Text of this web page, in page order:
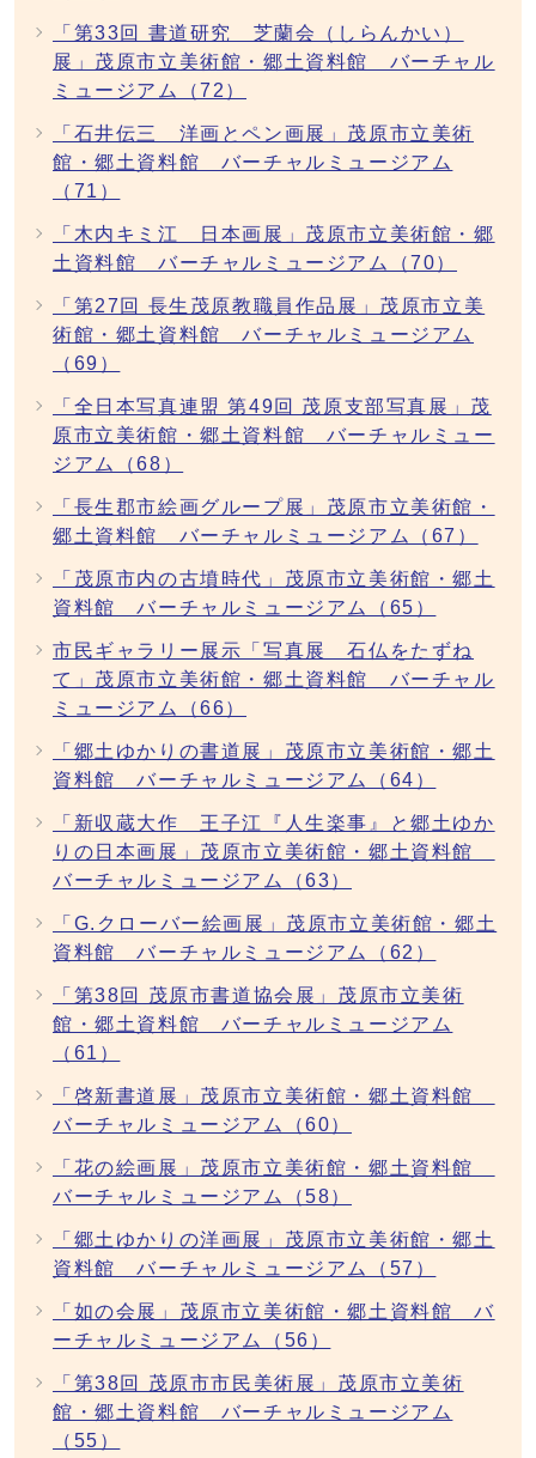
「第33回 書道研究 芝蘭会（しらんかい）
展」茂原市立美術館・郷土資料館 バーチャル
ミュージアム（72）
「石井伝三 洋画とペン画展」茂原市立美術
館・郷土資料館 バーチャルミュージアム
（71）
「木内キミ江 日本画展」茂原市立美術館・郷
土資料館 バーチャルミュージアム（70）
「第27回 長生茂原教職員作品展」茂原市立美
術館・郷土資料館 バーチャルミュージアム
（69）
「全日本写真連盟 第49回 茂原支部写真展」茂
原市立美術館・郷土資料館 バーチャルミュー
ジアム（68）
「長生郡市絵画グループ展」茂原市立美術館・
郷土資料館 バーチャルミュージアム（67）
「茂原市内の古墳時代」茂原市立美術館・郷土
資料館 バーチャルミュージアム（65）
市民ギャラリー展示「写真展 石仏をたずね
て」茂原市立美術館・郷土資料館 バーチャル
ミュージアム（66）
「郷土ゆかりの書道展」茂原市立美術館・郷土
資料館 バーチャルミュージアム（64）
「新収蔵大作 王子江『人生楽事』と郷土ゆか
りの日本画展」茂原市立美術館・郷土資料館
バーチャルミュージアム（63）
「G.クローバー絵画展」茂原市立美術館・郷土
資料館 バーチャルミュージアム（62）
「第38回 茂原市書道協会展」茂原市立美術
館・郷土資料館 バーチャルミュージアム
（61）
「啓新書道展」茂原市立美術館・郷土資料館
バーチャルミュージアム（60）
「花の絵画展」茂原市立美術館・郷土資料館
バーチャルミュージアム（58）
「郷土ゆかりの洋画展」茂原市立美術館・郷土
資料館 バーチャルミュージアム（57）
「如の会展」茂原市立美術館・郷土資料館 バ
ーチャルミュージアム（56）
「第38回 茂原市市民美術展」茂原市立美術
館・郷土資料館 バーチャルミュージアム
（55）